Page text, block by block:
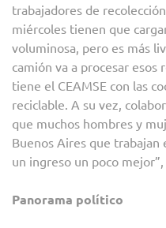
trabajadores de
miércoles tienen que
voluminosa, pero es más
camión va a procesar esos
tiene el CEAMSE con las
reciclable. A su vez,
que muchos hombres y
Buenos Aires que trabajan
un ingreso un poco mejor”,
Panorama político